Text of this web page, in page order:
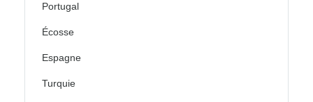
Portugal
Écosse
Espagne
Turquie